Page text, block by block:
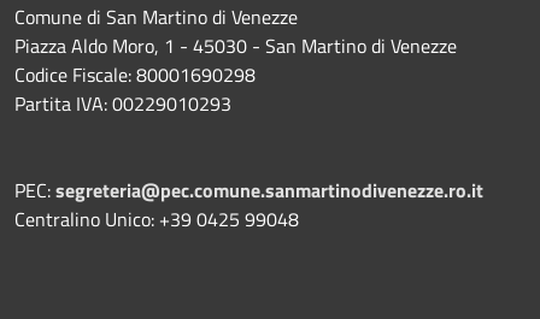
Comune di San Martino di Venezze
Piazza Aldo Moro, 1 - 45030 - San Martino di Venezze
Codice Fiscale: 80001690298
Partita IVA: 00229010293
PEC:segreteria@pec.comune.sanmartinodivenezze.ro.it
Centralino Unico: +39 0425 99048